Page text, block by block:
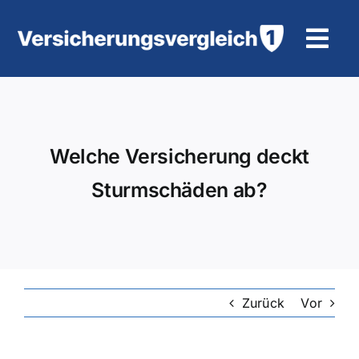
Inhalt
Motorradversicherung
Welche Versicherung deckt
Sturmschäden ab?
Zurück Vor